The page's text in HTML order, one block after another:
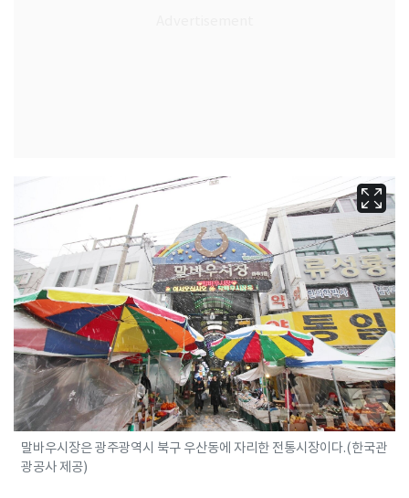
말바우시장은 광주광역시 북구 우산동에 자리한 전통시장이다.(한국관
광공사 제공)